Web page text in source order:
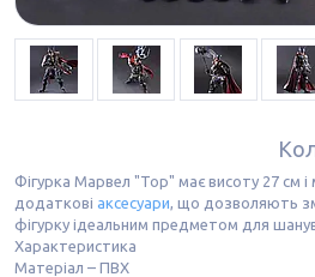
Фігурка Марвел "Тор" має висоту 27 см
додаткові аксесуари, що дозволяють
фігурку ідеальним предметом для
Характеристика
Матеріал – ПВХ